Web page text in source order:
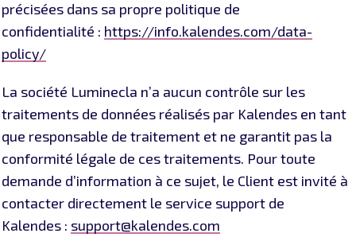
précisées dans sa propre politique de
confidentialité : https://info.kalendes.com/data-
policy/
La société Luminecla n’a aucun contrôle sur les
traitements de données réalisés par Kalendes en tant
que responsable de traitement et ne garantit pas la
conformité légale de ces traitements. Pour toute
demande d’information à ce sujet, le Client est invité à
contacter directement le service support de
Kalendes : support@kalendes.com